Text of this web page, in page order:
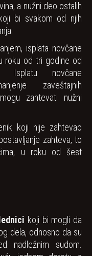
a nužni deo ostalih
bi svakom od njih
isplata novčane
roku od tri godine od
Isplatu novčane
zaveštajnih
zahtevati nužni
koji nije zahtevao
zahteva, to
u roku od šest
koji bi mogli da
dela, odnosno da su
nadležnim sudom.